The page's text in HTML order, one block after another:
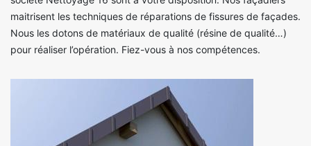
maitrisent les techniques de réparations de fissures de façades.
Nous les dotons de matériaux de qualité (résine de qualité…)
pour réaliser l’opération. Fiez-vous à nos compétences.